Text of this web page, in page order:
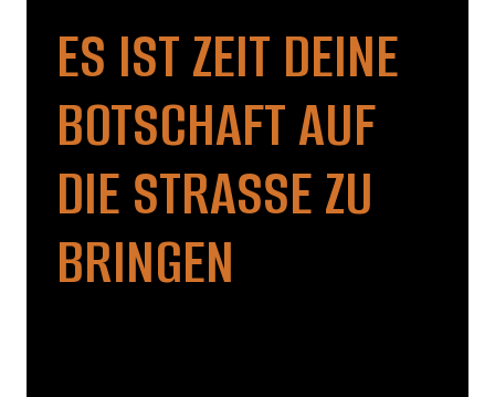
ES IST ZEIT DEINE
BOTSCHAFT AUF
DIE STRASSE ZU B
RINGEN